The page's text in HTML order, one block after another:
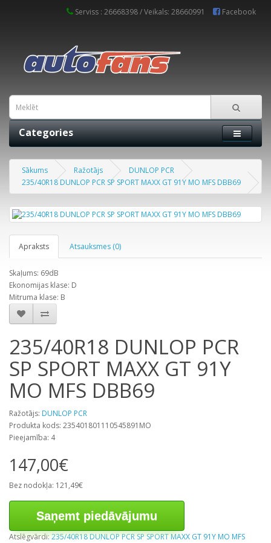
Serviss : 26668398 / Veikals: 28660991 Facebook
Categories
Sākums Ražotājs
DUNLOP PCR
235/40R18 DUNLOP PCR SP SPORT MAXX GT 91Y MO MFS DBB69
Apraksts Atsauksmes (0)
Skaļums: 69dB
Ekonomijas klase: D
Mitruma klase: B
235/40R18 DUNLOP PCR
SP SPORT MAXX GT 91Y
MO MFS DBB69
Ražotājs: DUNLOP PCR
Produkta kods: 235401801110545891MO
Pieejamība: 4
147,00€
Bez nodokļa: 121,49€
Saņemt piedāvājumu
Atslēgvārdi:235/40R18 DUNLOP PCR SP SPORT MAXX GT 91Y MO MFS